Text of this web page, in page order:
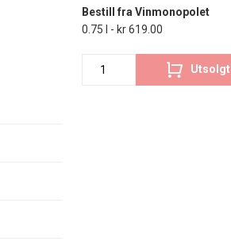
Bestill fra Vinmonopolet
0.75 l - kr 619.00
Utsolgt